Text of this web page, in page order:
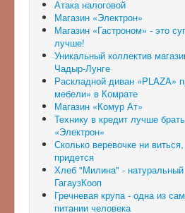
Атака налоговой
Магазин «Электрон»
Магазин «Гастроном» - это
лучше!
Уникальный коллектив
Чадыр-Лунге
Раскладной диван «PLAZA»
мебели» в Комрате
Магазин «Комур Ат»
Технику в кредит лучше
«Электрон»
Сколько веревочке ни
придется
Хлеб "Милина" - натуральный
ГагаузКооп
Гречневая крупа - одна из
питании человека